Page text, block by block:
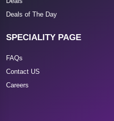
Deals of The Day
SPECIALITY PAGE
FAQs
Contact US
Careers